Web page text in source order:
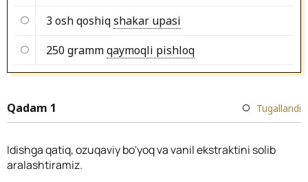
3 osh qoshiqshakar upasi
250 grammqaymoqli pishloq
Qadam 1 Tugallandi
Idishga qatiq, ozuqaviy bo'yoq va vanil ekstraktini solib
aralashtiramiz.